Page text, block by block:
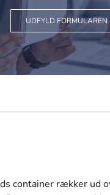
UDFYLD FORMULAREN
container rækker ud